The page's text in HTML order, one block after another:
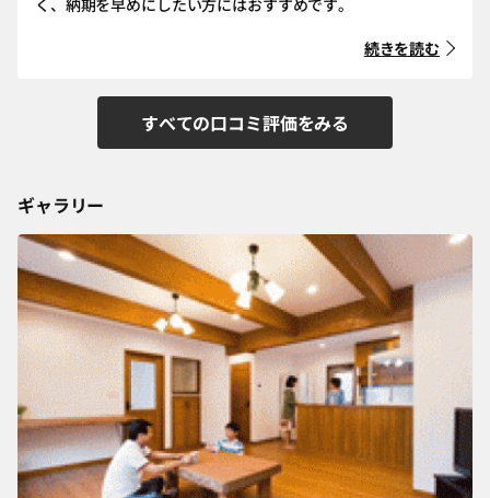
く、納期を早めにしたい方にはおすすめです。
続きを読む
すべての口コミ評価をみる
ギャラリー